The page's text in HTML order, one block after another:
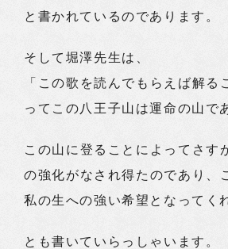
と書かれているのであります。
そして堀澤先生は、
「この歌を読んでもらえば解る
ってこの八王子山は運命の山で
この山に登ることによってさす
の強化がなされ得たのであり、
私の生への強い希望となってく
とも書いていらっしゃいます。